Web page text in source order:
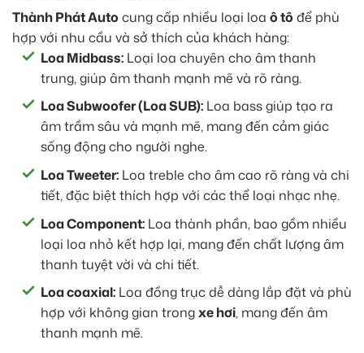
Thành Phát Auto cung cấp nhiều loại loa ô tô để phù
hợp với nhu cầu và sở thích của khách hàng:
Loa Midbass: Loại loa chuyên cho âm thanh
trung, giúp âm thanh mạnh mẽ và rõ ràng.
Loa Subwoofer (Loa SUB): Loa bass giúp tạo ra
âm trầm sâu và mạnh mẽ, mang đến cảm giác
sống động cho người nghe.
Loa Tweeter: Loa treble cho âm cao rõ ràng và chi
tiết, đặc biệt thích hợp với các thể loại nhạc nhẹ.
Loa Component: Loa thành phần, bao gồm nhiều
loại loa nhỏ kết hợp lại, mang đến chất lượng âm
thanh tuyệt vời và chi tiết.
Loa coaxial: Loa đồng trục dễ dàng lắp đặt và phù
hợp với không gian trongxe hơi, mang đến âm
thanh mạnh mẽ.